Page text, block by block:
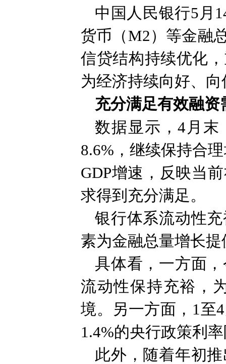
中国人民银行5月
货币（M2）等金融
信贷结构持续优化
为经济持续向好、
充分满足有效融资
数据显示，4月末
8.6%，继续保持合
GDP增速，反映当
求得到充分满足。
银行体系流动性
素为金融总量增长
具体看，一方面
流动性保持充裕，
境。另一方面，1至
1.4%的央行政策利
此外，随着年初